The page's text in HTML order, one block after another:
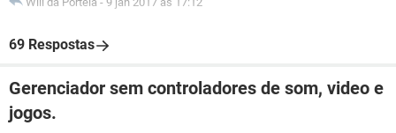
69 Respostas
Gerenciador sem controladores de som, video e
jogos.